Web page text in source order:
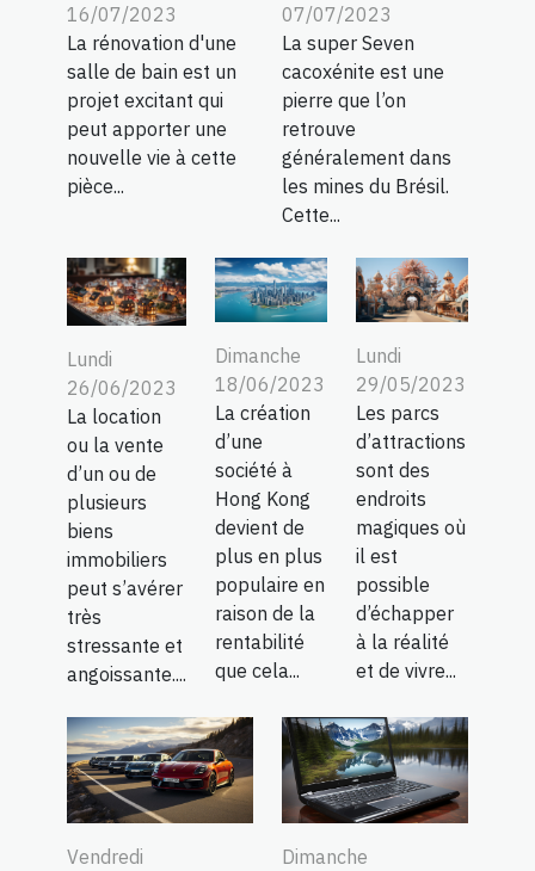
16/07/2023
La rénovation d'une
salle de bain est un
projet excitant qui
peut apporter une
nouvelle vie à cette
pièce...
07/07/2023
La super Seven
cacoxénite est une
pierre que l’on
retrouve
généralement dans
les mines du Brésil.
Cette...
Lundi
26/06/2023
La location
ou la vente
d’un ou de
plusieurs
biens
immobiliers
peut s’avérer
très
stressante et
angoissante....
Dimanche
18/06/2023
La création
d’une
société à
Hong Kong
devient de
plus en plus
populaire en
raison de la
rentabilité
que cela...
Lundi
29/05/2023
Les parcs
d’attractions
sont des
endroits
magiques où
il est
possible
d’échapper
à la réalité
et de vivre...
Vendredi
Dimanche